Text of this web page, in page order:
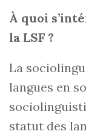
À quoi
la LSF ?
La
langues en
statut des